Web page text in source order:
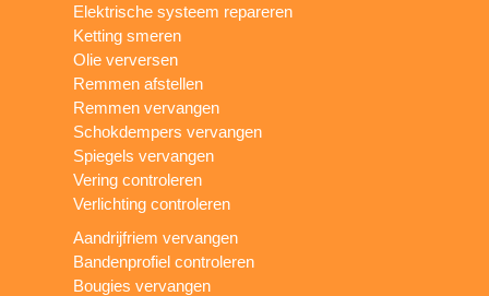
Elektrische systeem repareren
Ketting smeren
Olie verversen
Remmen afstellen
Remmen vervangen
Schokdempers vervangen
Spiegels vervangen
Vering controleren
Verlichting controleren
Aandrijfriem vervangen
Bandenprofiel controleren
Bougies vervangen